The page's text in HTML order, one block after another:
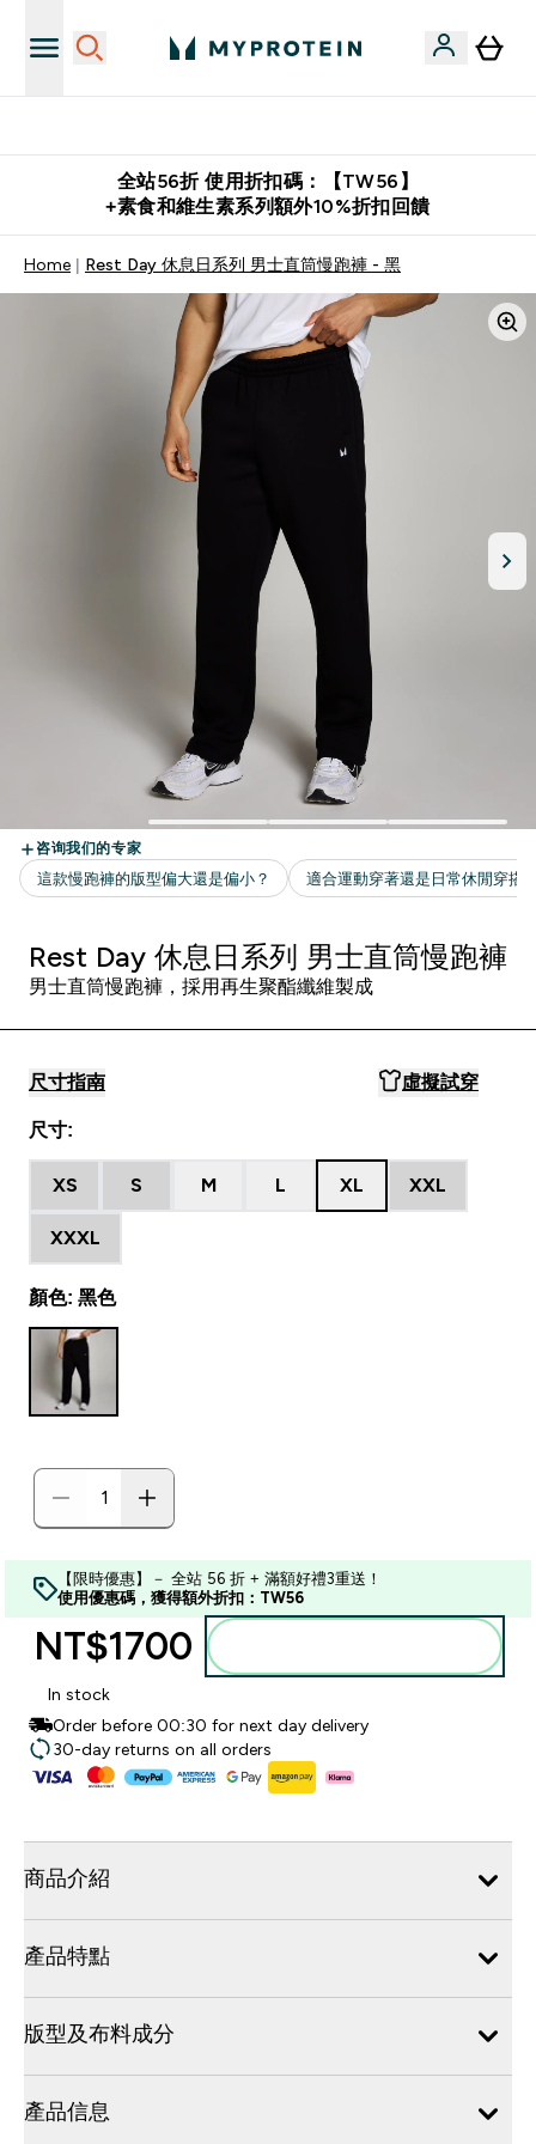
全站56折 使用折扣碼：【TW56】
+素食和維生素系列額外10%折扣回饋
Home Rest Day 休息日系列 男士直筒慢跑褲 - 黑
Rest Day 休息日系列 男士直筒慢跑褲
男士直筒慢跑褲，採用再生聚酯纖維製成
尺寸指南 虛擬試穿
尺寸:
XS S M L XL XXL
XXXL
顏色: 黑色
【限時優惠】－ 全站 56 折 + 滿額好禮3重送！
使用優惠碼，獲得額外折扣：TW56
NT$1700‎
In stock
Order before 00:30 for next day delivery
30-day returns on all orders
商品介紹
產品特點
版型及布料成分
產品信息